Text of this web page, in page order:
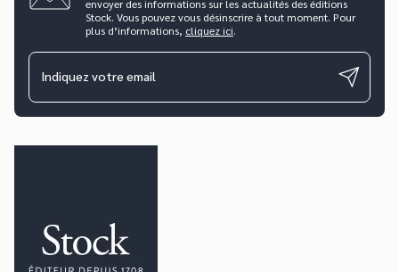
envoyer des informations sur les actualités des éditions
Stock. Vous pouvez vous désinscrire à tout moment. Pour
plus d’informations, cliquez ici.
Indiquez votre email